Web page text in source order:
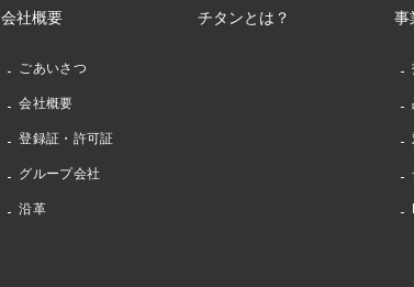
会社概要
ごあいさつ
会社概要
登録証・許可証
グループ会社
沿革
チタンとは？ 事